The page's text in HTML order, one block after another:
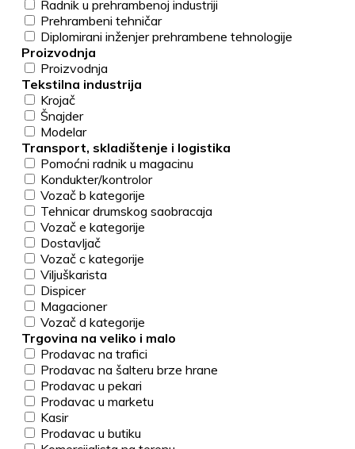
Radnik u prehrambenoj industriji
Prehrambeni tehničar
Diplomirani inženjer prehrambene tehnologije
Proizvodnja
Proizvodnja
Tekstilna industrija
Krojač
Šnajder
Modelar
Transport, skladištenje i logistika
Pomoćni radnik u magacinu
Kondukter/kontrolor
Vozač b kategorije
Tehnicar drumskog saobracaja
Vozač e kategorije
Dostavljač
Vozač c kategorije
Viljuškarista
Dispicer
Magacioner
Vozač d kategorije
Trgovina na veliko i malo
Prodavac na trafici
Prodavac na šalteru brze hrane
Prodavac u pekari
Prodavac u marketu
Kasir
Prodavac u butiku